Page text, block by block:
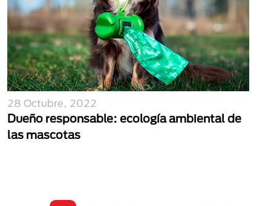
28 Octubre, 2022
Dueño responsable: ecología ambiental de
las mascotas